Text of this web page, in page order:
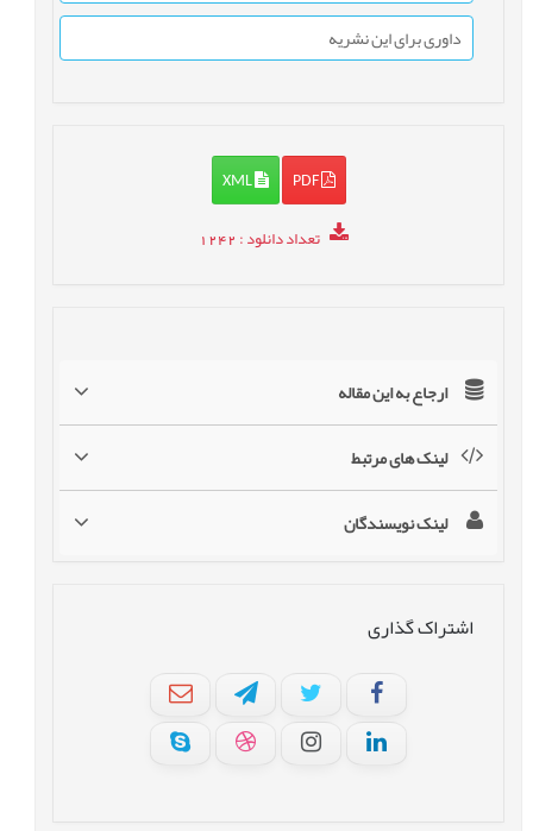
داوری برای این نشریه
PDF
XML
تعداد دانلود: 1242
ارجاع به این مقاله
لینک های مرتبط
لینک نویسندگان
اشتراک گذاری